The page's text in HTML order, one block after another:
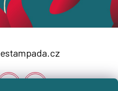
estampada.cz